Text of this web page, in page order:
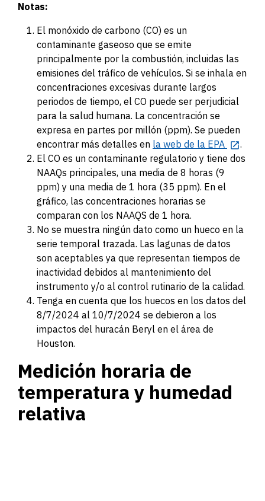
Notas:
El monóxido de carbono (CO) es un
contaminante gaseoso que se emite
principalmente por la combustión, incluidas las
emisiones del tráfico de vehículos. Si se inhala en
concentraciones excesivas durante largos
periodos de tiempo, el CO puede ser perjudicial
para la salud humana. La concentración se
expresa en partes por millón (ppm). Se pueden
encontrar más detalles en la web de la EPA
.
El CO es un contaminante regulatorio y tiene dos
NAAQs principales, una media de 8 horas (9
ppm) y una media de 1 hora (35 ppm). En el
gráfico, las concentraciones horarias se
comparan con los NAAQS de 1 hora.
No se muestra ningún dato como un hueco en la
serie temporal trazada. Las lagunas de datos
son aceptables ya que representan tiempos de
inactividad debidos al mantenimiento del
instrumento y/o al control rutinario de la calidad.
Tenga en cuenta que los huecos en los datos del
8/7/2024 al 10/7/2024 se debieron a los
impactos del huracán Beryl en el área de
Houston.
Medición horaria de
temperatura y humedad
relativa